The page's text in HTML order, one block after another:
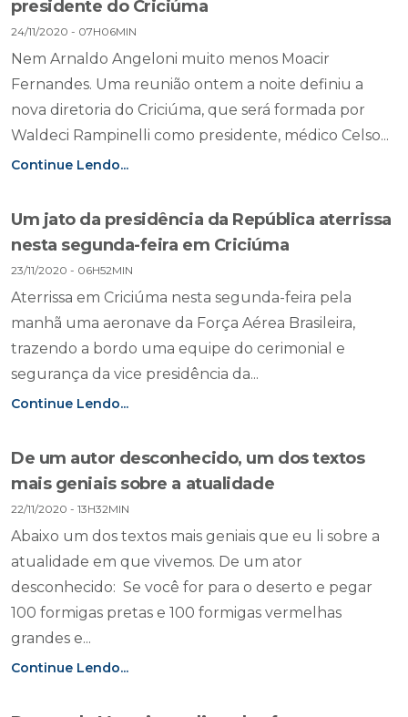
presidente do Criciúma
24/11/2020 - 07H06MIN
Nem Arnaldo Angeloni muito menos Moacir
Fernandes. Uma reunião ontem a noite definiu a
nova diretoria do Criciúma, que será formada por
Waldeci Rampinelli como presidente, médico Celso...
Continue Lendo...
Um jato da presidência da República aterrissa
nesta segunda-feira em Criciúma
23/11/2020 - 06H52MIN
Aterrissa em Criciúma nesta segunda-feira pela
manhã uma aeronave da Força Aérea Brasileira,
trazendo a bordo uma equipe do cerimonial e
segurança da vice presidência da...
Continue Lendo...
De um autor desconhecido, um dos textos
mais geniais sobre a atualidade
22/11/2020 - 13H32MIN
Abaixo um dos textos mais geniais que eu li sobre a
atualidade em que vivemos. De um ator
desconhecido: Se você for para o deserto e pegar
100 formigas pretas e 100 formigas vermelhas
grandes e...
Continue Lendo...